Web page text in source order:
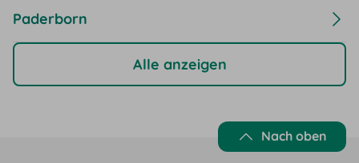
Paderborn
Alle anzeigen
Nach oben